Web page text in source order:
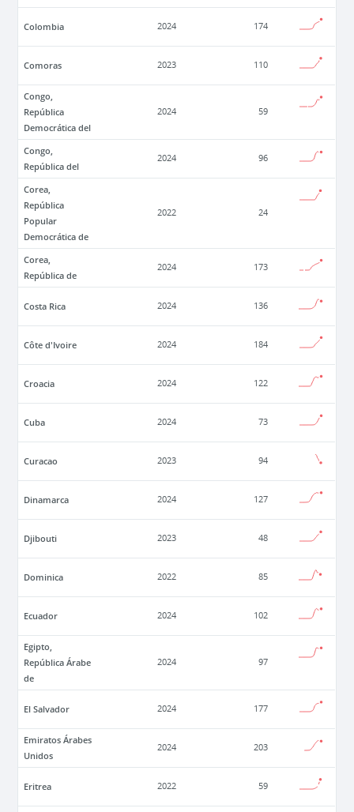
Colombia 2024 174
Comoras 2023 110
Congo,
República
Democrática del
2024 59
Congo,
República del
2024 96
Corea,
República
Popular
Democrática de
2022 24
Corea,
República de
2024 173
Costa Rica 2024 136
Côte d'Ivoire 2024 184
Croacia 2024 122
Cuba 2024 73
Curacao 2023 94
Dinamarca 2024 127
Djibouti 2023 48
Dominica 2022 85
Ecuador 2024 102
Egipto,
República Árabe
de
2024 97
El Salvador 2024 177
Emiratos Árabes
Unidos
2024 203
Eritrea 2022 59